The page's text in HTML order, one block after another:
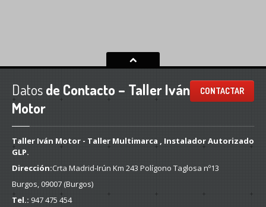
CONTACTAR
Datosde Contacto – Taller Iván
Motor
Taller Iván Motor - Taller Multimarca , Instalador Autorizado
GLP.
Dirección:Crta Madrid-Irún Km 243 Polígono Taglosa nº13
Burgos, 09007 (Burgos)
Tel.: 947 475 454